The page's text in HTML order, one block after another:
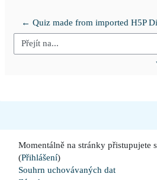
← Quiz made from imported H5P
Přejít na...
Momentálně na stránky přistupujete
(Přihlášení)
Souhrn uchovávaných dat